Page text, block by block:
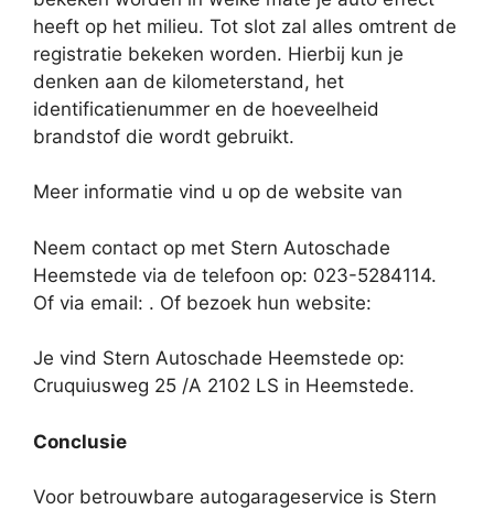
heeft op het milieu. Tot slot zal alles omtrent de
registratie bekeken worden. Hierbij kun je
denken aan de kilometerstand, het
identificatienummer en de hoeveelheid
brandstof die wordt gebruikt.
Meer informatie vind u op de website van
Neem contact op met Stern Autoschade
Heemstede via de telefoon op: 023-5284114.
Of via email: . Of bezoek hun website:
Je vind Stern Autoschade Heemstede op:
Cruquiusweg 25 /A 2102 LS in Heemstede.
Conclusie
Voor betrouwbare autogarageservice is Stern